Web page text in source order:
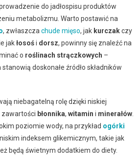
do jadłospisu produktów
metabolizmu. Warto postawić na
, zwłaszcza chude mięso, jak kurczakczy
jakłosośi dorsz, powinny się znaleźć na
o roślinach strączkowych –
stanowią doskonałe źródło składników
niebagatelną rolę dzięki niskiej
zawartości błonnika, witamin i minerałów.
poziomie wody, na przykład ogórki
indeksem glikemicznym, takie jak
będą świetnym dodatkiem do diety.